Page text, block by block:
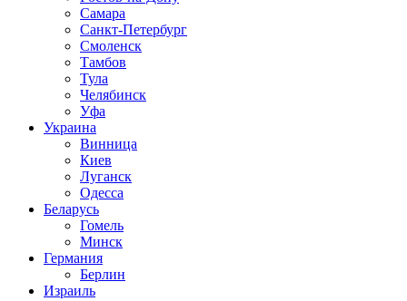
Самара
Санкт-Петербург
Смоленск
Тамбов
Тула
Челябинск
Уфа
Украина
Винница
Киев
Луганск
Одесса
Беларусь
Гомель
Минск
Германия
Берлин
Израиль